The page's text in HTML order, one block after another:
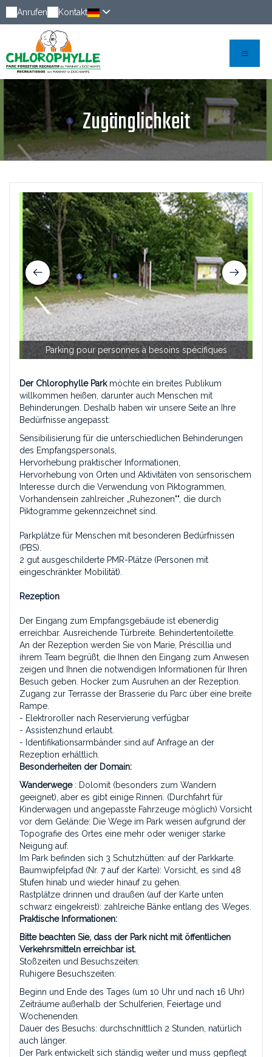
Anrufen Kontakt
Zugänglichkeit
Parking pour personnes à besoins spécifiques
Der Chlorophylle Parkmöchte ein breites Publikum
willkommen heißen, darunter auch Menschen mit
Behinderungen. Deshalb haben wir unsere Seite an Ihre
Bedürfnisse angepasst:
Sensibilisierung für die unterschiedlichen Behinderungen
des Empfangspersonals,
Hervorhebung praktischer Informationen,
Hervorhebung von Orten und Aktivitäten von sensorischem
Interesse durch die Verwendung von Piktogrammen,
Vorhandensein zahlreicher „Ruhezonen"", die durch
Piktogramme gekennzeichnet sind.
Parkplätze für Menschen mit besonderen Bedürfnissen
(PBS).
2 gut ausgeschilderte PMR-Plätze (Personen mit
eingeschränkter Mobilität).
Rezeption
Der Eingang zum Empfangsgebäude ist ebenerdig
erreichbar. Ausreichende Türbreite. Behindertentoilette.
An der Rezeption werden Sie von Marie, Préscillia und
ihrem Team begrüßt, die Ihnen den Eingang zum Anwesen
zeigen und Ihnen die notwendigen Informationen für Ihren
Besuch geben. Hocker zum Ausruhen an der Rezeption.
Zugang zur Terrasse der Brasserie du Parc über eine breite
Rampe.
- Elektroroller nach Reservierung verfügbar
- Assistenzhund erlaubt.
- Identifikationsarmbänder sind auf Anfrage an der
Rezeption erhältlich.
Besonderheiten der Domain:
Wanderwege: Dolomit (besonders zum Wandern
geeignet), aber es gibt einige Rinnen. (Durchfahrt für
Kinderwagen und angepasste Fahrzeuge möglich) Vorsicht
vor dem Gelände: Die Wege im Park weisen aufgrund der
Topografie des Ortes eine mehr oder weniger starke
Neigung auf.
Im Park befinden sich 3 Schutzhütten: auf der Parkkarte.
Baumwipfelpfad (Nr. 7 auf der Karte): Vorsicht, es sind 48
Stufen hinab und wieder hinauf zu gehen.
Rastplätze drinnen und draußen (auf der Karte unten
schwarz eingekreist): zahlreiche Bänke entlang des Weges.
Praktische Informationen:
Bitte beachten Sie, dass der Park nicht mit öffentlichen
Verkehrsmitteln erreichbar ist.
Stoßzeiten und Besuchszeiten:
Ruhigere Besuchszeiten:
Beginn und Ende des Tages (um 10 Uhr und nach 16 Uhr)
Zeiträume außerhalb der Schulferien, Feiertage und
Wochenenden.
Dauer des Besuchs: durchschnittlich 2 Stunden, natürlich
auch länger.
Der Park entwickelt sich ständig weiter und muss gepflegt